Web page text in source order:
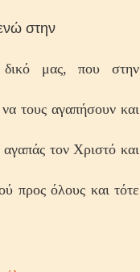
στην
δικό μας, που στην
τους αγαπήσουν και
τον Χριστό και
προς όλους και τότε